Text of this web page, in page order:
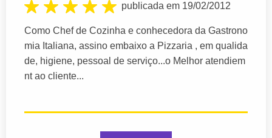
publicada em 19/02/2012
Como Chef de Cozinha e conhecedora da Gastrono
mia Italiana, assino embaixo a Pizzaria , em qualida
de, higiene, pessoal de serviço...o Melhor atendiem
nt ao cliente...